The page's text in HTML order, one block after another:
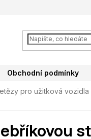
Obchodní podmínky
pro užitková vozidla